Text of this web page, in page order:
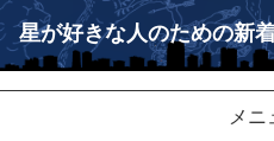
星が好きな人のための新
メニ